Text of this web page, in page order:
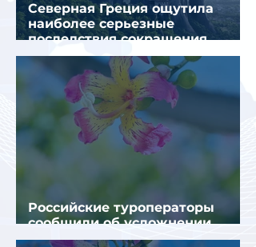
Северная Греция ощутила
наиболее серьезные
последствия сокращения
турпотока из России
Российские туроператоры
сообщили об усложнении
получения виз в Грецию